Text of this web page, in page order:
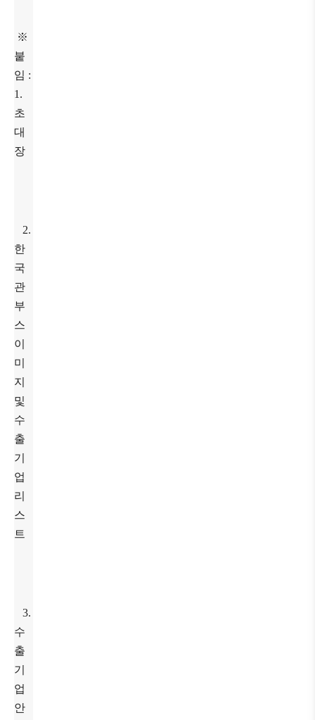
※
붙
임 :
1.
초
대
장
2.
한
국
관
부
스
이
미
지
및
수
출
기
업
리
스
트
3.
수
출
기
업
안